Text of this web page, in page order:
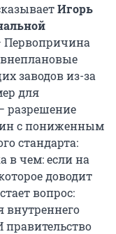
Игорь
Первопричина
внеплановые
заводов из-за
для
разрешение
с пониженным
стандарта:
в чем: если на
доводит
вопрос:
внутреннего